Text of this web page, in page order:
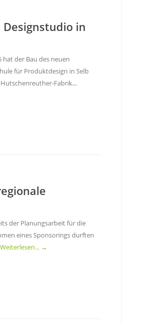
in
hat der Bau des neuen
für Produktdesign in Selb
Fabrik...
der Planungsarbeit für die
eines Sponsorings durften
Weiterlesen... →